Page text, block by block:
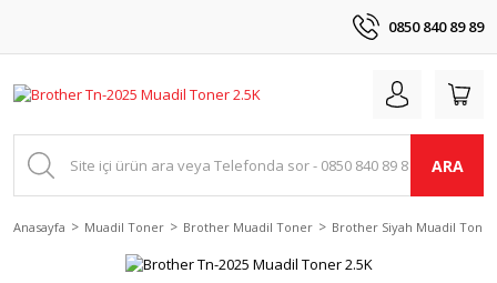
0850 840 89 89
ARA
Anasayfa Muadil Toner Brother Muadil Toner Brother Siyah Muadil